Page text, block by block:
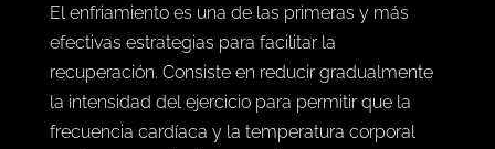
El enfriamiento es una de las primeras y más
efectivas estrategias para facilitar la
recuperación. Consiste en reducir gradualmente
la intensidad del ejercicio para permitir que la
frecuencia cardíaca y la temperatura corporal